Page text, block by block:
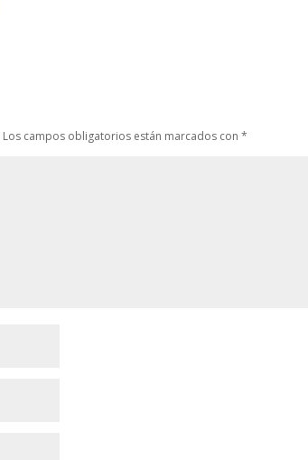
Los campos obligatorios están marcados con*